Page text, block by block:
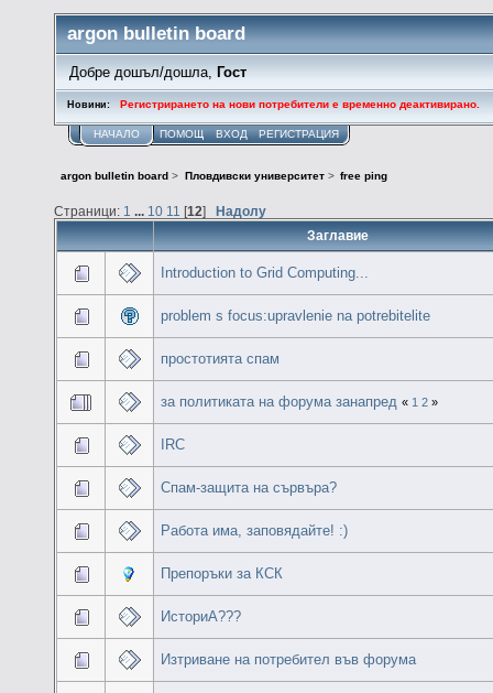
argon bulletin board
Добре дошъл/дошла, Гост
Новини: Регистрирането на нови потребители е временно деактивирано.
НАЧАЛО ПОМОЩ ВХОД РЕГИСТРАЦИЯ
argon bulletin board > Пловдивски университет> free ping
Страници: 1 ... 10 11 [12]
Надолу
Заглавие
Introduction to Grid Computing...
problem s focus:upravlenie na potrebitelite
простотията спам
за политиката на форума занапред « 1 2 »
IRC
Спам-защита на сървъра?
Работа има, заповядайте! :)
Препоръки за КСК
ИсториА???
Изтриване на потребител във форума